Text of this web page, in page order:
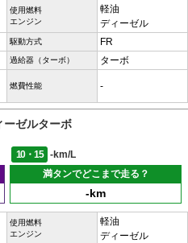
使用燃料
エンジン
軽油
ディーゼル
駆動方式 FR
過給器（ターボ） ターボ
燃費性能 -
ーゼルターボ
10・15
-km/L
満タンでどこまで走る？
-km
使用燃料
エンジン
軽油
ディーゼル